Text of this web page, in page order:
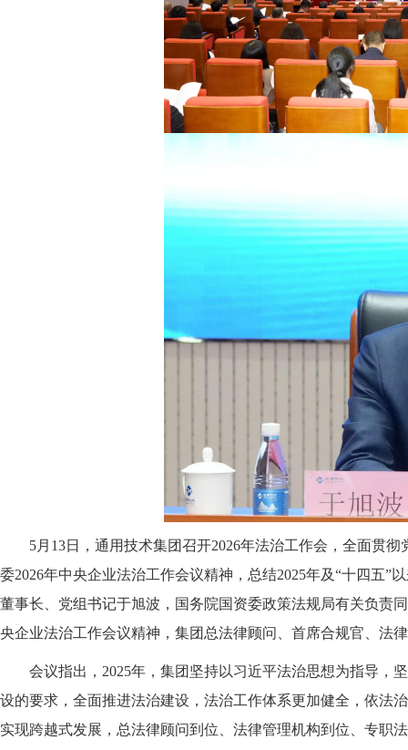
5月13日，通用技术集团召开2026年法治工作会，全面贯彻
委2026年中央企业法治工作会议精神，总结2025年及“十四五”
董事长、党组书记于旭波，国务院国资委政策法规局有关负责
央企业法治工作会议精神，集团总法律顾问、首席合规官、法
会议指出， 2025年，集团坚持以习近平法治思想为指导，
设的要求，全面推进法治建设，法治工作体系更加健全，依法
实现跨越式发展，总法律顾问到位、法律管理机构到位、专职